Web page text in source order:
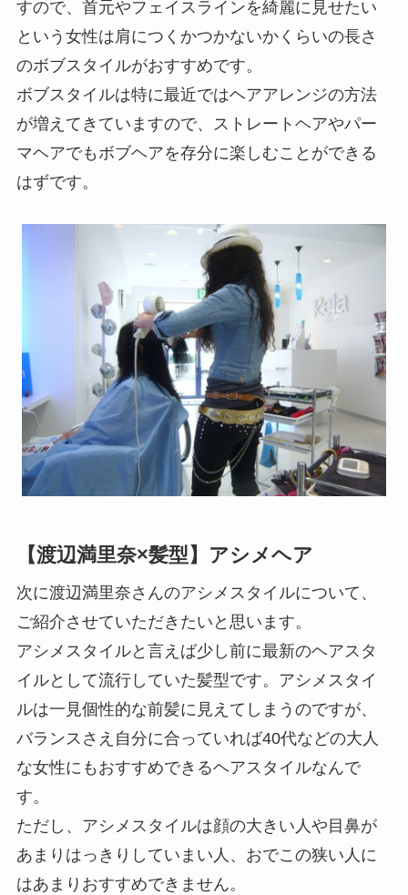
すので、首元やフェイスラインを綺麗に見せたい
という女性は肩につくかつかないかくらいの長さ
のボブスタイルがおすすめです。
ボブスタイルは特に最近ではヘアアレンジの方法
が増えてきていますので、ストレートヘアやパー
マヘアでもボブヘアを存分に楽しむことができる
はずです。
【渡辺満里奈×髪型】アシメヘア
次に渡辺満里奈さんのアシメスタイルについて、
ご紹介させていただきたいと思います。
アシメスタイルと言えば少し前に最新のヘアスタ
イルとして流行していた髪型です。アシメスタイ
ルは一見個性的な前髪に見えてしまうのですが、
バランスさえ自分に合っていれば40代などの大人
な女性にもおすすめできるヘアスタイルなんで
す。
ただし、アシメスタイルは顔の大きい人や目鼻が
あまりはっきりしていまい人、おでこの狭い人に
はあまりおすすめできません。